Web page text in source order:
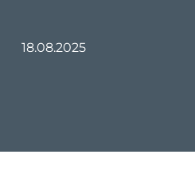
18.08.2025